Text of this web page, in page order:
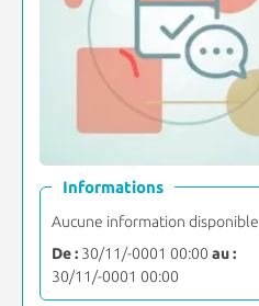
Informations
Aucune information disponible
De :30/11/-0001 00:00 au :
30/11/-0001 00:00